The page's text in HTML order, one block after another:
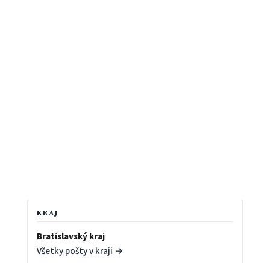
KRAJ
Bratislavský kraj
Všetky pošty v kraji →